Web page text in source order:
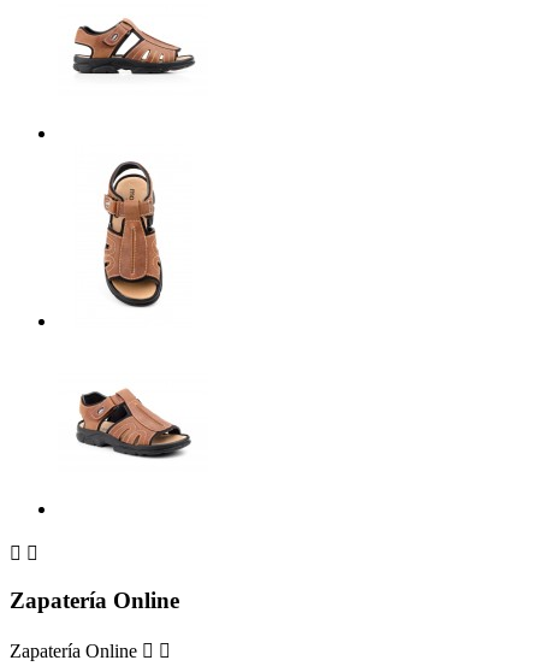
 
Zapatería Online
Zapatería Online  